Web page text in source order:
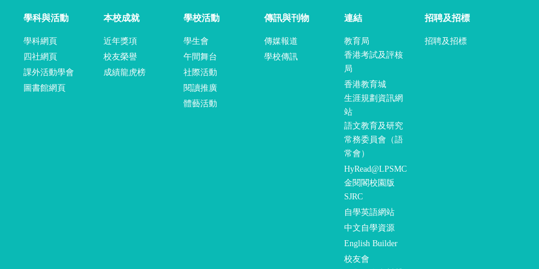
學科與活動
學科網頁
四社網頁
課外活動學會
圖書館網頁
本校成就
近年獎項
校友榮譽
成績龍虎榜
學校活動
學生會
午間舞台
社際活動
閱讀推廣
體藝活動
傳訊與刊物
傳媒報道
學校傳訊
連結
教育局
香港考試及評核
局
香港教育城
生涯規劃資訊網
站
語文教育及研究
常務委員會（語
常會）
HyRead@LPSMC
金閱閣校園版
SJRC
自學英語網站
中文自學資源
English Builder
校友會
招聘及招標
招聘及招標